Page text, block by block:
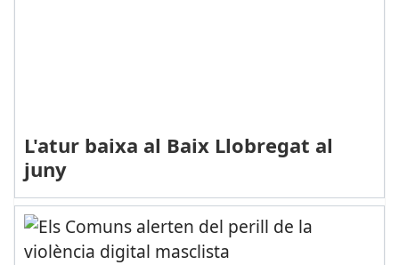
L'atur baixa al Baix Llobregat al
juny